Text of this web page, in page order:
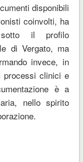
disponibili
coinvolti, ha
sotto il profilo
di Vergato, ma
invece, in
processi clinici e
è a
nello spirito